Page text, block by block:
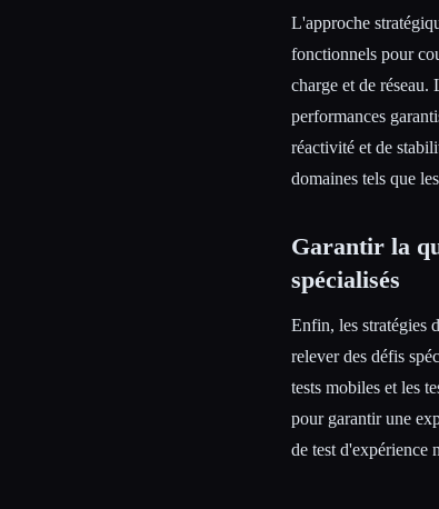
L'approche
fonctionnels pour
charge et de réseau.
performances
réactivité et de
domaines tels que
Garantir la
spécialisés
Enfin, les stratégies
relever des défis
tests mobiles et les
pour garantir une
de test d'expérience